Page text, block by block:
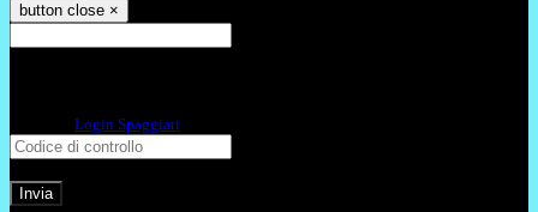
button close ×
Login Spaggiari